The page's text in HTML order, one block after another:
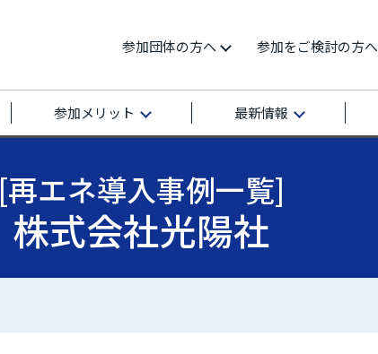
参加メリット 最新情報
参加団体の方へ 参加をご検討の方へ
[再エネ導入事例一覧]
株式会社光陽社